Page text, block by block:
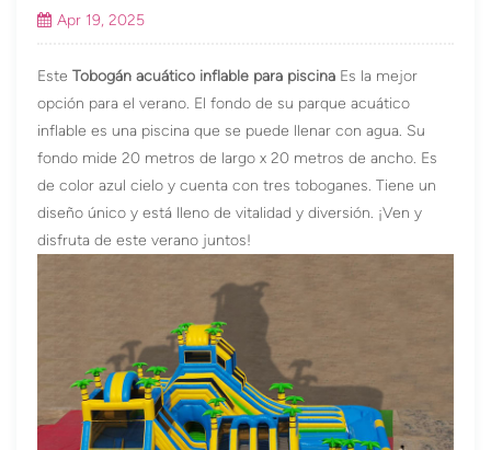
Apr 19, 2025
Este Tobogán acuático inflable para piscina Es la mejor
opción para el verano. El fondo de su parque acuático
inflable es una piscina que se puede llenar con agua. Su
fondo mide 20 metros de largo x 20 metros de ancho. Es
de color azul cielo y cuenta con tres toboganes. Tiene un
diseño único y está lleno de vitalidad y diversión. ¡Ven y
disfruta de este verano juntos!